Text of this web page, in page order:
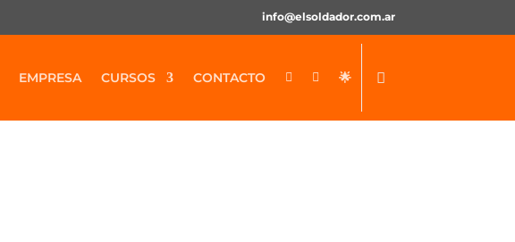
info@elsoldador.com.ar
EMPRESA CURSOS CONTACTO   🌟